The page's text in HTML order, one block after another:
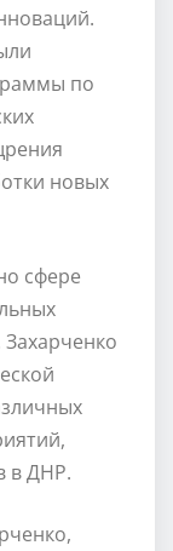
по
новых
сфере
в ДНР.